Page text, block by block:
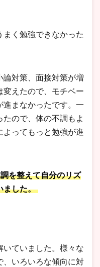
く勉強できなかった
論対策、面接対策が増
変えたので、モチベー
進まなかったです。一
ので、体の不調もよ
よってもっと勉強が進
を整えて自分のリズ
ました。
いていました。様々な
、いろいろな傾向に対